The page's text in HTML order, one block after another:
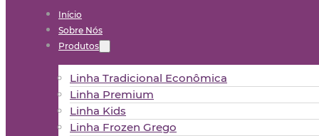
Início
Sobre Nós
Produtos
Linha Tradicional Econômica
Linha Premium
Linha Kids
Linha Frozen Grego